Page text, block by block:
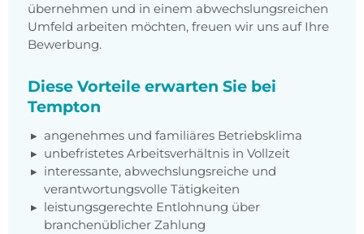
übernehmen und in einem abwechslungsreichen
Umfeld arbeiten möchten, freuen wir uns auf Ihre
Bewerbung.
Diese Vorteile erwarten Sie bei
Tempton
angenehmes und familiäres Betriebsklima
unbefristetes Arbeitsverhältnis in Vollzeit
interessante, abwechslungsreiche und
verantwortungsvolle Tätigkeiten
leistungsgerechte Entlohnung über
branchenüblicher Zahlung